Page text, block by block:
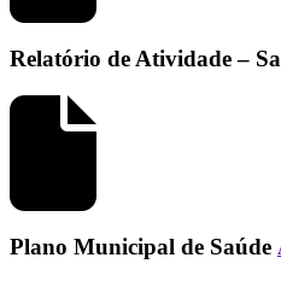
Relatório de Atividade –
Plano Municipal de Saúde